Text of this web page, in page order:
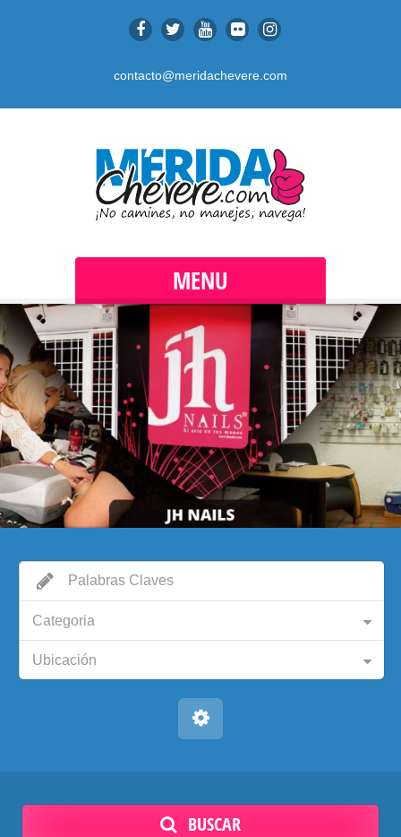
contacto@meridachevere.com
MENU
Categoria
Ubicación
BUSCAR